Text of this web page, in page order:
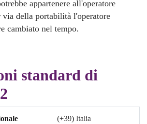
appartenere all'operatore
via della portabilità l'operatore
cambiato nel tempo.
standard di
(+39) Italia